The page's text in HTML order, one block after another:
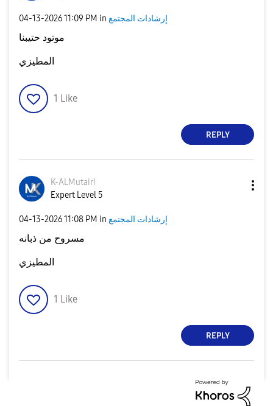
‎04-13-202611:09 PM in إرشادات المجتمع
موتود حتيبنا
المطيزي
1 Like
REPLY
K-ALMutairi
Expert Level 5
‎04-13-202611:08 PM in إرشادات المجتمع
مسروح من ذبانه
المطيزي
1 Like
REPLY